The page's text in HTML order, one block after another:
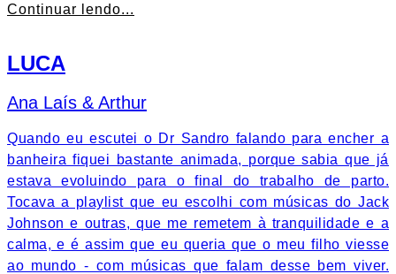
Continuar lendo...
LUCA
Ana Laís & Arthur
Quando eu escutei o Dr Sandro falando para encher a
banheira fiquei bastante animada, porque sabia que já
estava evoluindo para o final do trabalho de parto.
Tocava a playlist que eu escolhi com músicas do Jack
Johnson e outras, que me remetem à tranquilidade e a
calma, e é assim que eu queria que o meu filho viesse
ao mundo - com músicas que falam desse bem viver.